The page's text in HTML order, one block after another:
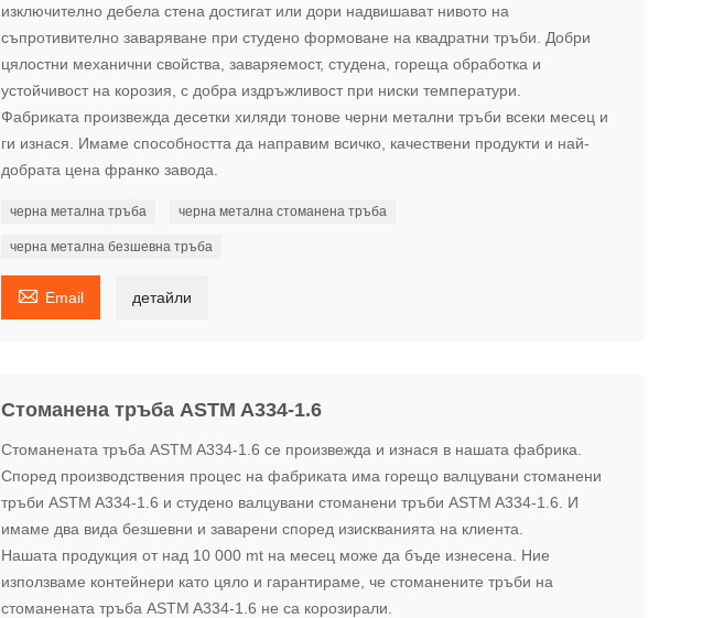
изключително дебела стена достигат или дори надвишават нивото на
съпротивително заваряване при студено формоване на квадратни тръби. Добри
цялостни механични свойства, заваряемост, студена, гореща обработка и
устойчивост на корозия, с добра издръжливост при ниски температури.
Фабриката произвежда десетки хиляди тонове черни метални тръби всеки месец и
ги изнася. Имаме способността да направим всичко, качествени продукти и най-
добрата цена франко завода.
черна метална тръба черна метална стоманена тръба
черна метална безшевна тръба
 Email детайли
Стоманена тръба ASTM A334-1.6
Стоманената тръба ASTM A334-1.6 се произвежда и изнася в нашата фабрика.
Според производствения процес на фабриката има горещо валцувани стоманени
тръби ASTM A334-1.6 и студено валцувани стоманени тръби ASTM A334-1.6. И
имаме два вида безшевни и заварени според изискванията на клиента.
Нашата продукция от над 10 000 mt на месец може да бъде изнесена. Ние
използваме контейнери като цяло и гарантираме, че стоманените тръби на
стоманената тръба ASTM A334-1.6 не са корозирали.